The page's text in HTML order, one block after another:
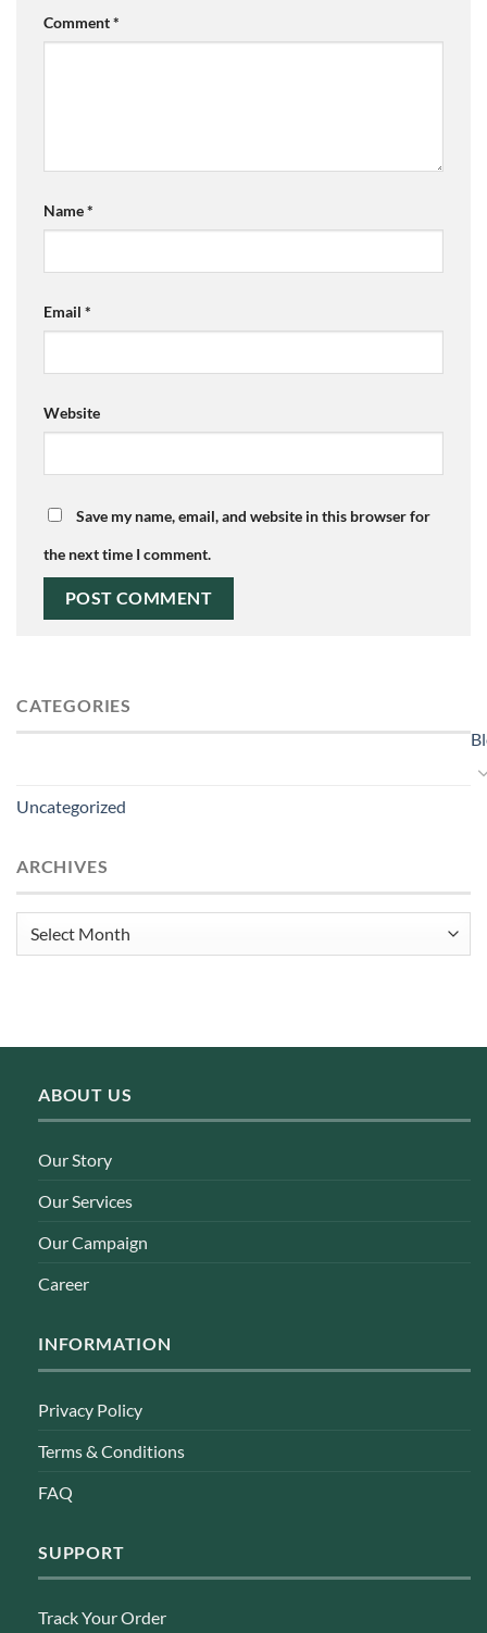
Comment*
Name*
Email *
Website
Save my name, email, and website in this browser for
the next time I comment.
CATEGORIES
Uncategorized
ARCHIVES
Archives
ABOUT US
Our Story
Our Services
Our Campaign
Career
INFORMATION
Privacy Policy
Terms & Conditions
FAQ
SUPPORT
Track Your Order